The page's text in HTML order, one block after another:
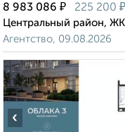
8 983 086 ₽ 225 200 ₽
Центральный район,
Агентство, 09.08.2026
‹